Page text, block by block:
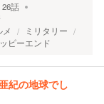
26話
メ
ミリタリー
ピーエンド
紀の地球でし